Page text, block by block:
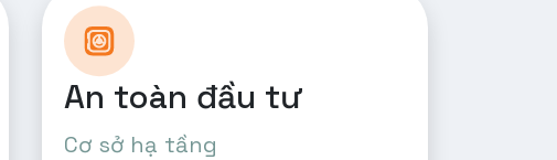
An toàn đầu tư
Cơ sở hạ tầng